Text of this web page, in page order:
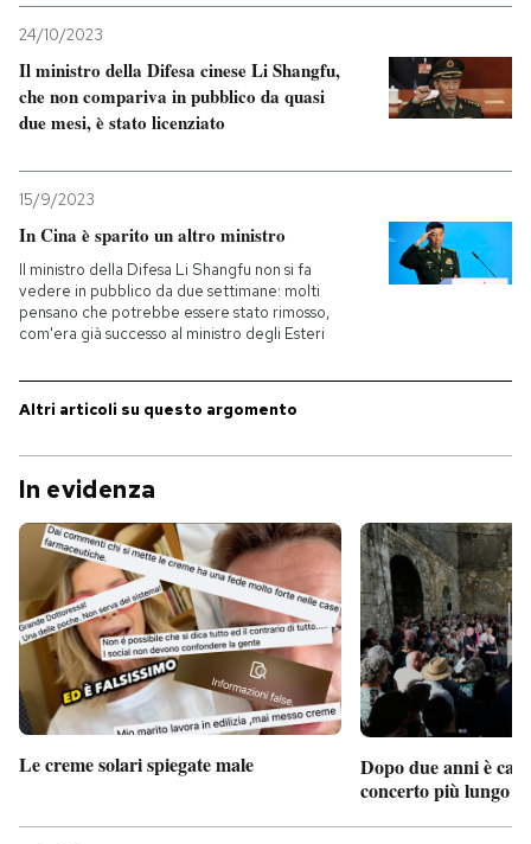
Cultura
Economia
Sport
Europa
Mondiali calcio 2026
NEWSLETTER
I MIEI PREFERITI
SHOP
CALENDARIO
AREA PERSONALE
Entra
24/10/2023
Il ministro della Difesa cinese Li Shangfu,
che non compariva in pubblico da quasi
due mesi, è stato licenziato
15/9/2023
In Cina è sparito un altro ministro
Il ministro della Difesa Li Shangfu non si fa
vedere in pubblico da due settimane: molti
pensano che potrebbe essere stato rimosso,
com'era già successo al ministro degli Esteri
Altri articoli su questo argomento
In evidenza
Le creme solari spiegate male
Dopo due anni è
concerto più lungo